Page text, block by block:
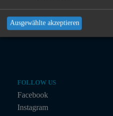
FOLLOW US
Facebook
Instagram
Ausgewählte akzeptieren